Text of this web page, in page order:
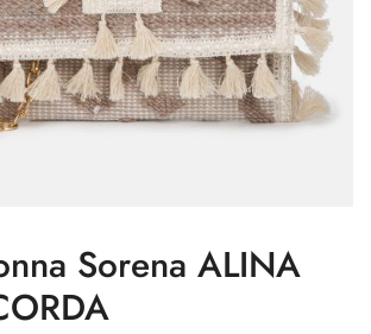
Sorena ALINA